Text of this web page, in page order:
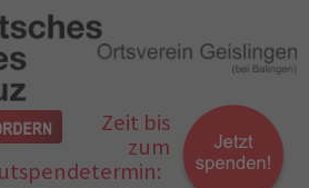
Zeit bis
zum